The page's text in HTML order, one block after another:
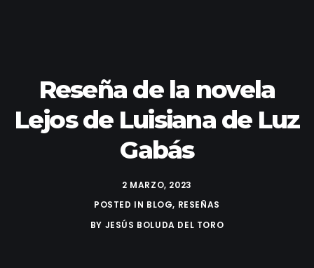
Reseña de la novela
Lejos de Luisiana de Luz
Gabás
2 MARZO, 2023
POSTED IN BLOG, RESEÑAS
BY JESÚS BOLUDA DEL TORO